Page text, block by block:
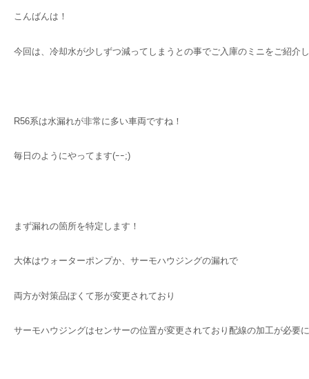
こんばんは！
今回は、冷却水が少しずつ減ってしまうとの事でご入庫のミニをご紹介
R56系は水漏れが非常に多い車両ですね！
毎日のようにやってます(ｰｰ;)
まず漏れの箇所を特定します！
大体はウォーターポンプか、サーモハウジングの漏れで
両方が対策品ぽくて形が変更されており
サーモハウジングはセンサーの位置が変更されており配線の加工が必要